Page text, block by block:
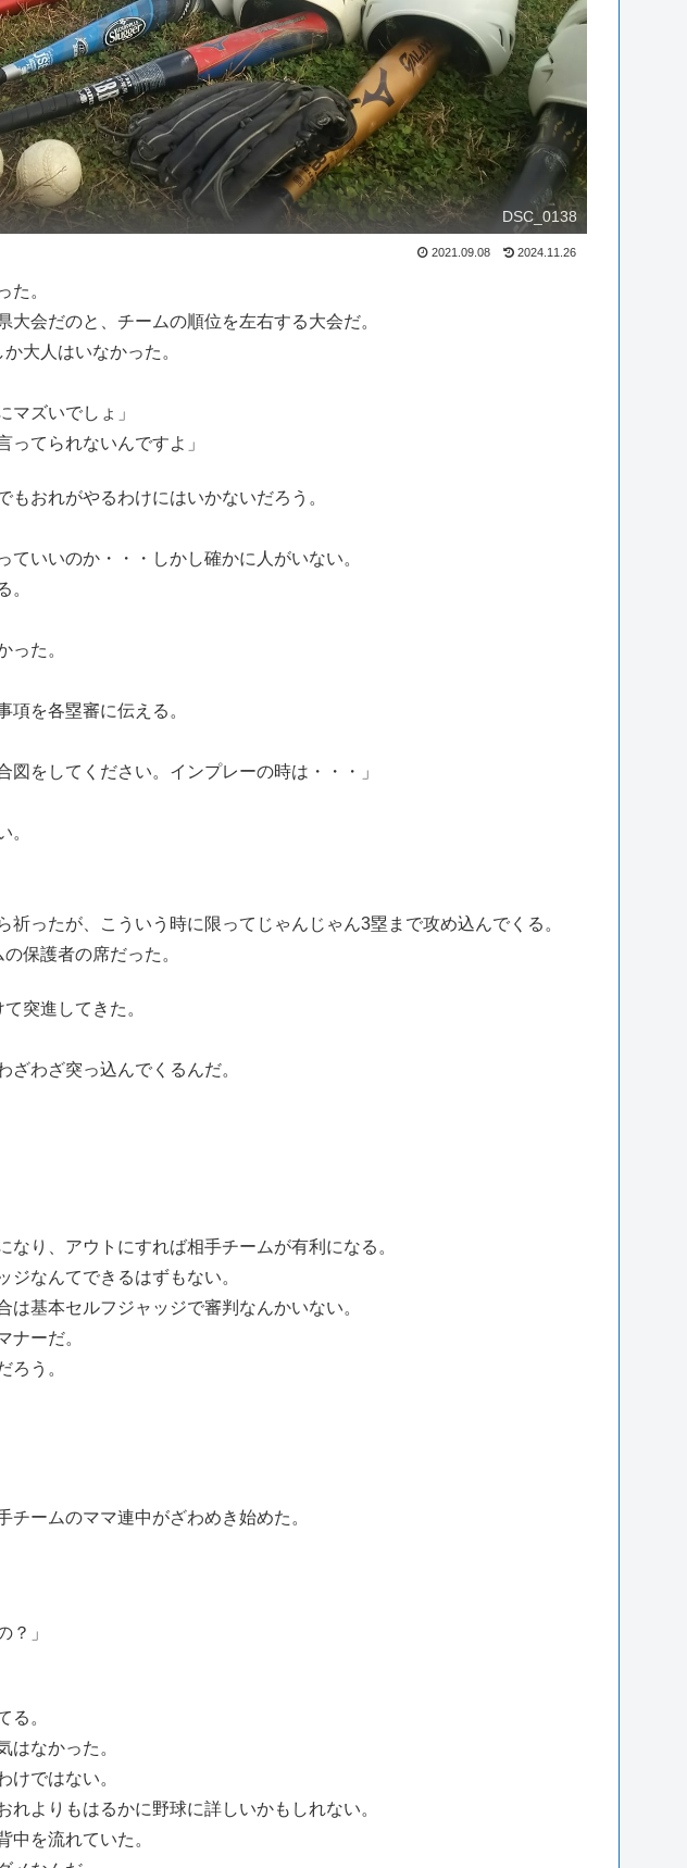
DSC_0138
2021.09.08 2024.11.26
た。
会だのと、チームの順位を左右する大会だ。
大人はいなかった。
マズいでしょ」
ってられないんですよ」
おれがやるわけにはいかないだろう。
いいのか・・・しかし確かに人がいない。
。
った。
項を各塁審に伝える。
図をしてください。インプレーの時は・・・」
。
祈ったが、こういう時に限ってじゃんじゃん3塁まで攻め込んでくる。
保護者の席だった。
突進してきた。
ざわざ突っ込んでくるんだ。
り、アウトにすれば相手チームが有利になる。
ジなんてできるはずもない。
基本セルフジャッジで審判なんかいない。
ナーだ。
ろう。
ームのママ連中がざわめき始めた。
？」
る。
はなかった。
けではない。
れよりもはるかに野球に詳しいかもしれない。
中を流れていた。